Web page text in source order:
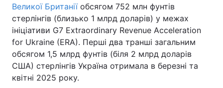
Великої Британіїобсягом 752 млн фунтів
стерлінгів (близько 1 млрд доларів) у межах
ініціативи G7 Extraordinary Revenue Acceleration
for Ukraine (ERA). Перші два транші загальним
обсягом 1,5 млрд фунтів (біля 2 млрд доларів
США) стерлінгів Україна отримала в березні та
квітні 2025 року.